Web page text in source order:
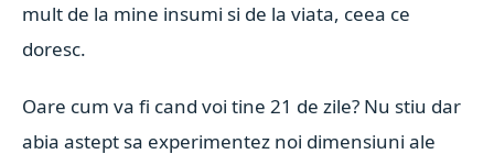
mult de la mine insumi si de la viata, ceea ce
doresc.
Oare cum va fi cand voi tine 21 de zile? Nu stiu dar
abia astept sa experimentez noi dimensiuni ale